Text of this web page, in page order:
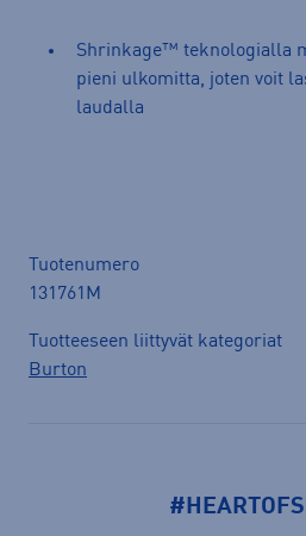
Shrinkage™ teknologialla
pieni ulkomitta, joten voit
laudalla
Tuotenumero
131761M
Tuotteeseen liittyvät kategoriat
Burton